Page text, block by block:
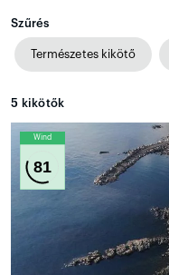
Szűrés
Természetes kikötő
5 kikötők
Wind
81